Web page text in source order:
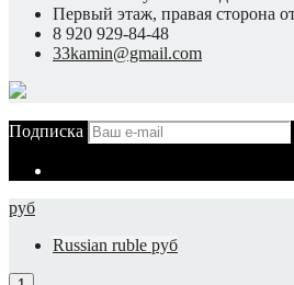
Первый этаж, правая сторона
8 920 929-84-48
33kamin@gmail.com
Подписка
руб
Russian ruble руб